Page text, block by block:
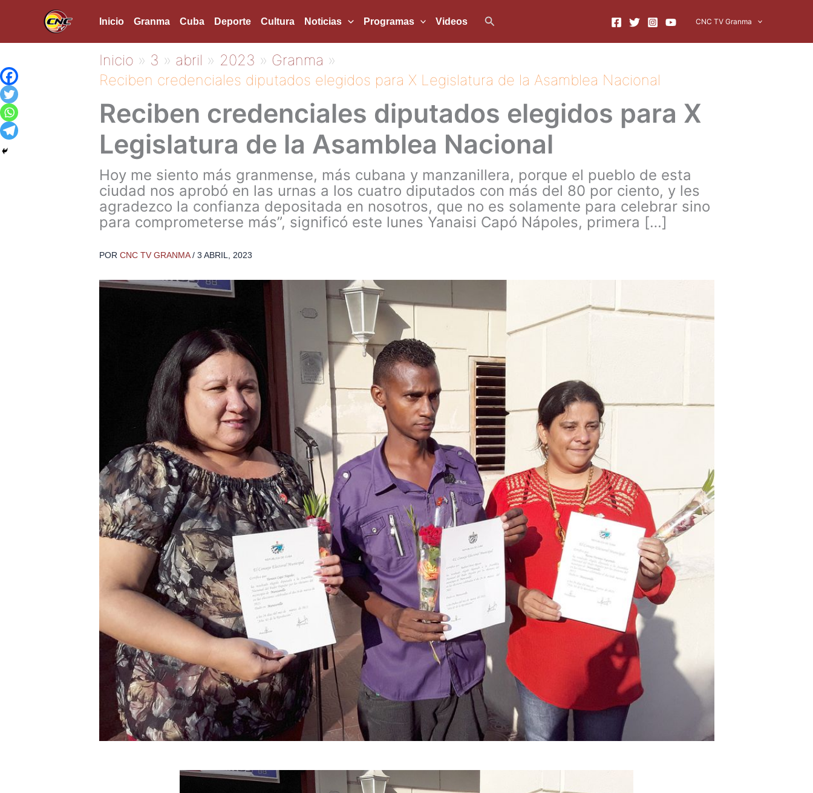
Inicio Granma Cuba Deporte Cultura Noticias Programas Videos Buscar CNC TV Granma
Inicio 3 abril 2023
Granma
Reciben credenciales diputados elegidos para X Legislatura de la Asamblea Nacional
Reciben credenciales diputados elegidos para X
Legislatura de la Asamblea Nacional
Hoy me siento más granmense, más cubana y manzanillera, porque el pueblo de esta
ciudad nos aprobó en las urnas a los cuatro diputados con más del 80 por ciento, y les
agradezco la confianza depositada en nosotros, que no es solamente para celebrar sino
para comprometerse más”, significó este lunes Yanaisi Capó Nápoles, primera […]
POR CNC TV GRANMA/ 3 ABRIL, 2023